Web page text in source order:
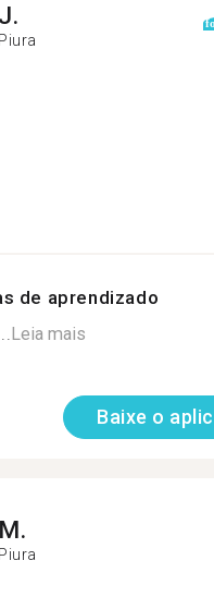
J.
Piura
de aprendizado
Leia mais
Baixe o
M.
Piura